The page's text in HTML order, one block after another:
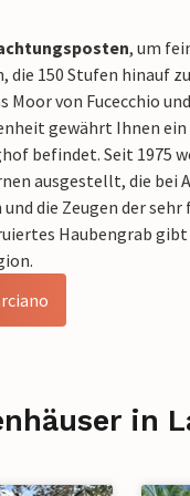
, um
die 150 Stufen hinauf
Moor von Fucecchio
gewährt Ihnen
befindet. Seit 1975
ausgestellt, die bei
die Zeugen der
Haubengrab
in